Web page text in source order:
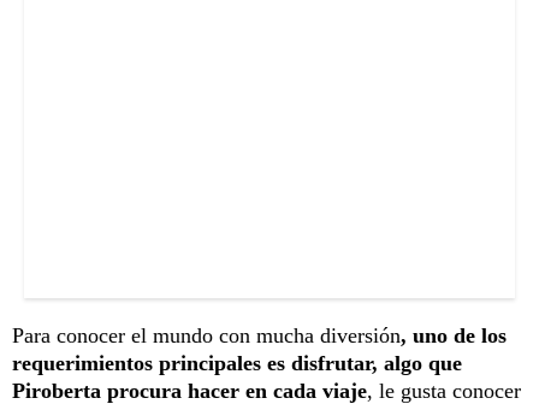
Para conocer el mundo con mucha diversión, uno de los
requerimientos principales es disfrutar, algo que
Piroberta procura hacer en cada viaje, le gusta conocer